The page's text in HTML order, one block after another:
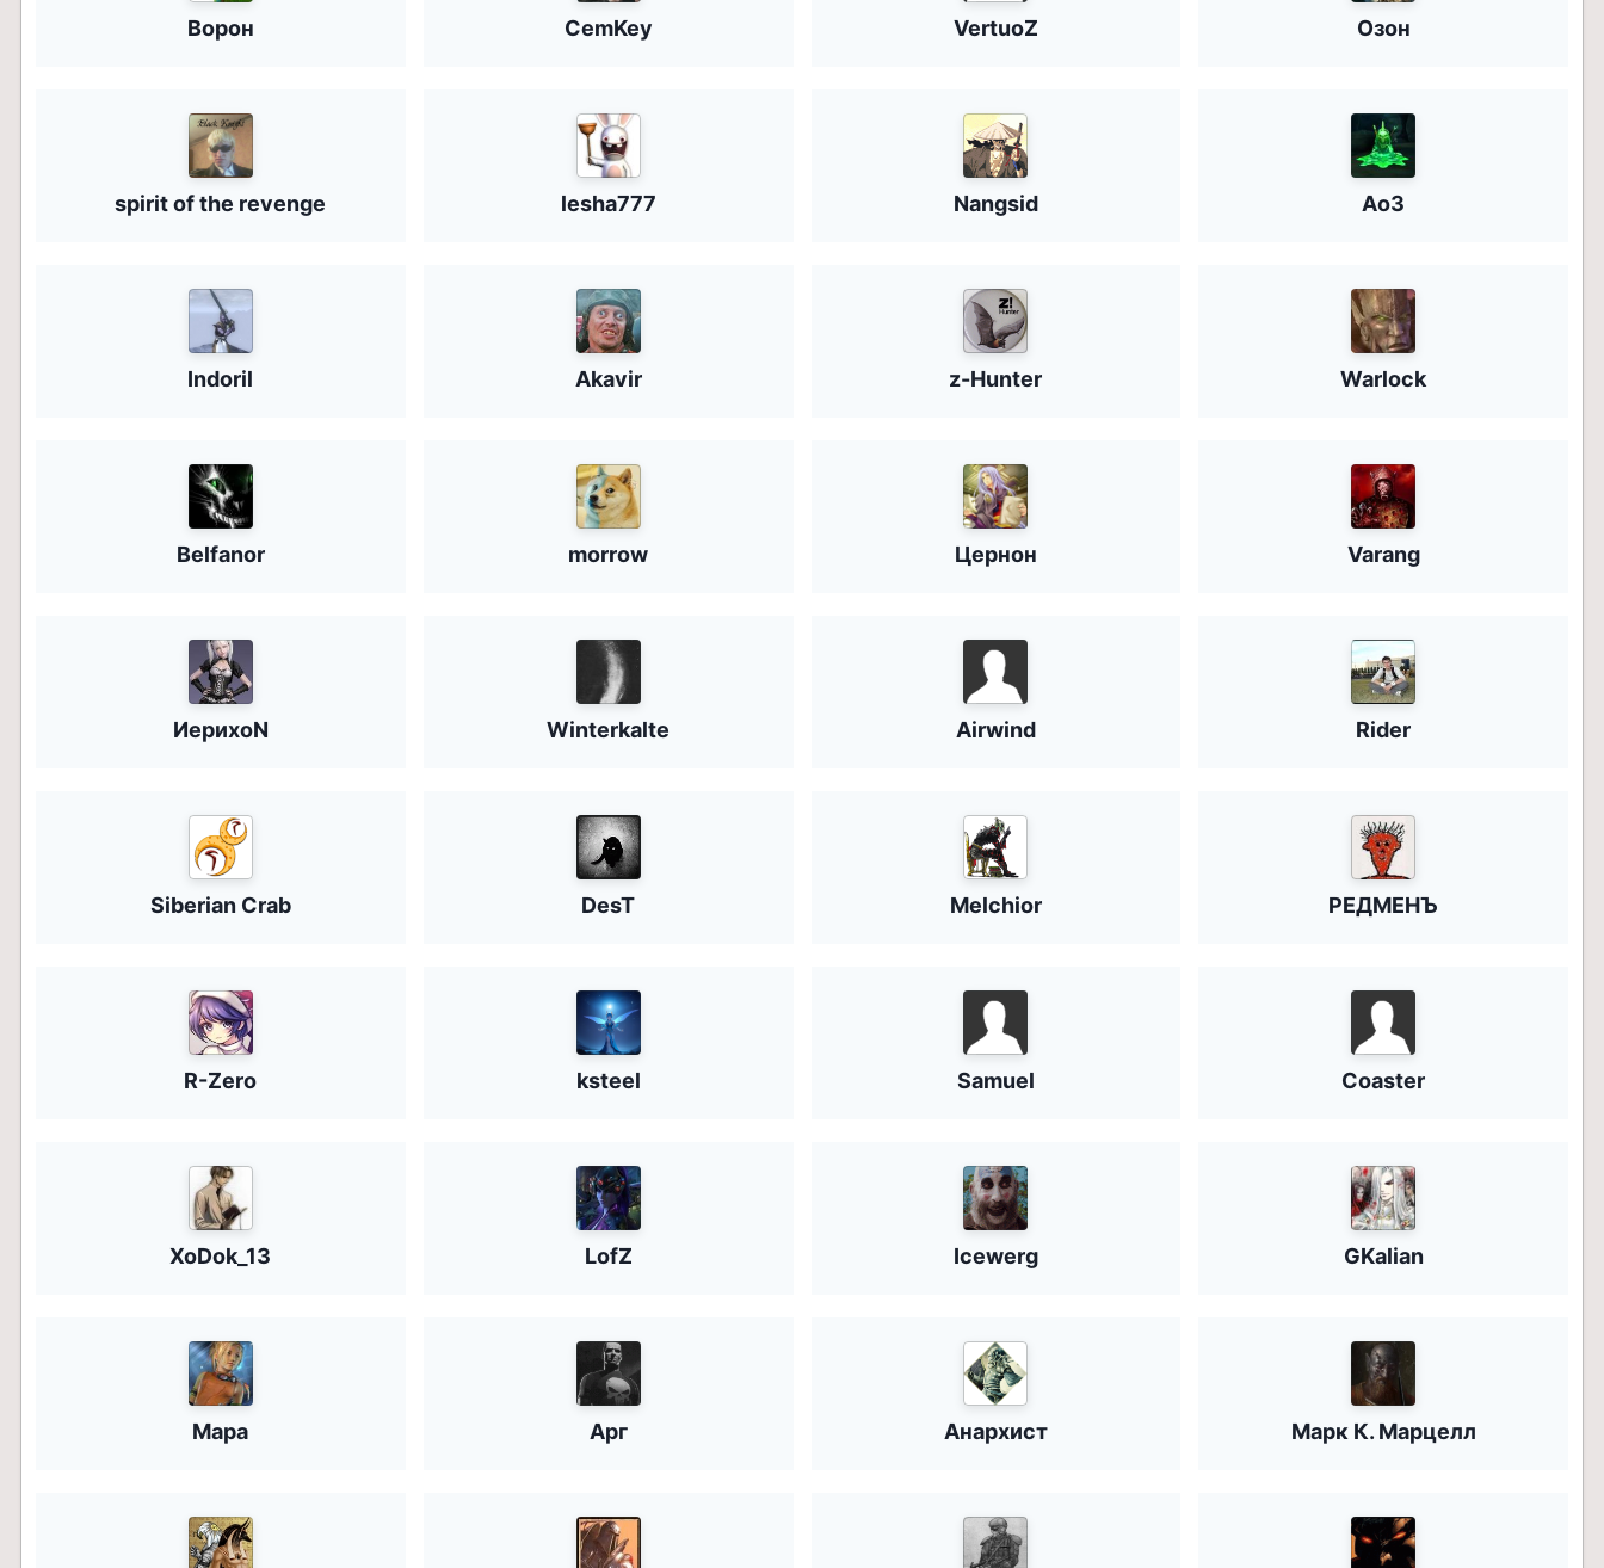
Ворон CemKey VertuoZ Озон
spirit of the revenge lesha777 Nangsid Ao3
Indoril Akavir z-Hunter Warlock
Belfanor morrow Цернон Varang
ИерихоN Winterkalte Airwind Rider
Siberian Crab DesT Melchior РЕДМЕНЪ
R-Zero ksteel Samuel Coaster
XoDok_13 LofZ Icewerg GKalian
Mapa Арг Анархист Марк К. Марцелл